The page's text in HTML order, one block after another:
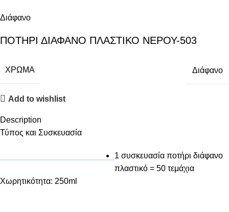
Διάφανο
ΠΟΤΗΡΙ ΔΙΑΦΑΝΟ ΠΛΑΣΤΙΚΟ ΝΕΡΟΥ-503
ΧΡΏΜΑ Διάφανο
Add to wishlist
Description
Τύπος και Συσκευασία
1 συσκευασία ποτήρι διάφανο
πλαστικό = 50 τεμάχια
Χωρητικότητα: 250ml